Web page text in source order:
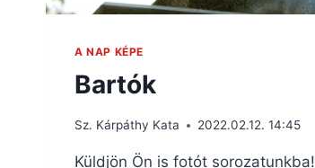
A NAP KÉPE
Bartók
Sz. Kárpáthy Kata 2022.02.12. 14:45
Küldjön Ön is fotót sorozatunkba!